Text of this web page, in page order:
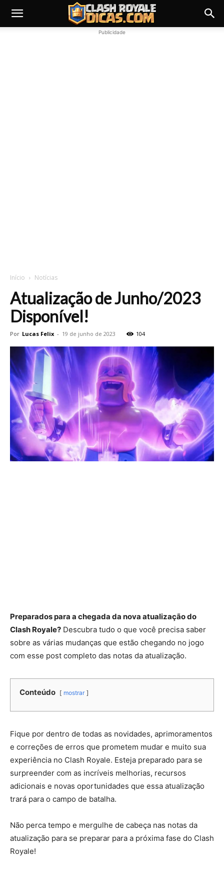
Publicidade
Início Notícias
Atualização de Junho/2023
Disponível!
Por Lucas Felix - 19 de junho de 2023 104
Preparados para a chegada da nova atualização do
Clash Royale? Descubra tudo o que você precisa saber
sobre as várias mudanças que estão chegando no jogo
com esse post completo das notas da atualização.
Conteúdo mostrar
Fique por dentro de todas as novidades, aprimoramentos
e correções de erros que prometem mudar e muito sua
experiência no Clash Royale. Esteja preparado para se
surpreender com as incríveis melhorias, recursos
adicionais e novas oportunidades que essa atualização
trará para o campo de batalha.
Não perca tempo e mergulhe de cabeça nas notas da
atualização para se preparar para a próxima fase do Clash
Royale!